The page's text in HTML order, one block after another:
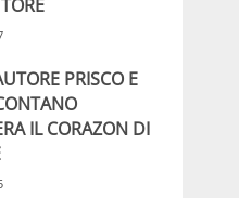
PRISCO E
IL CORAZON DI